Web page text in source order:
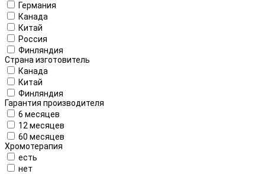
Германия
Канада
Китай
Россия
Финляндия
Страна изготовитель
Канада
Китай
Финляндия
Гарантия производителя
6 месяцев
12 месяцев
60 месяцев
Хромотерапия
есть
нет